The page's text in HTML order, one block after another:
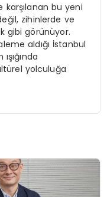
karşılanan bu yeni
zihinlerde ve
gibi görünüyor.
aldığı İstanbul
yolculuğa